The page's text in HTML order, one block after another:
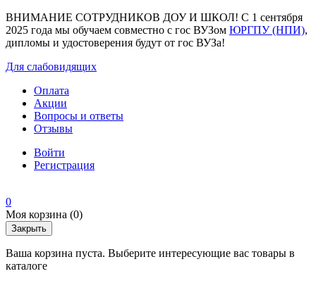
ВНИМАНИЕ СОТРУДНИКОВ ДОУ И ШКОЛ! С 1 сентября
2025 года мы обучаем совместно с гос ВУЗом ЮРГПУ (НПИ),
дипломы и удостоверения будут от гос ВУЗа!
Для слабовидящих
Оплата
Акции
Вопросы и ответы
Отзывы
Войти
Регистрация
0
Моя корзина (0)
Закрыть
Ваша корзина пуста. Выберите интересующие вас товары в
каталоге